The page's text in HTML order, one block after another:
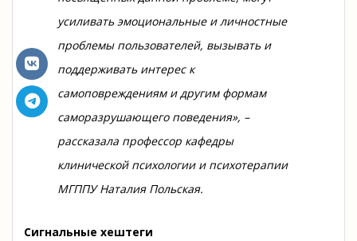
усиливать эмоциональные и личностные
проблемы пользователей, вызывать и
поддерживать интерес к
самоповреждениям и другим формам
саморазрушающего поведения», –
рассказала профессор кафедры
клинической психологии и психотерапии
МГППУ Наталия Польская.
Сигнальные хештеги